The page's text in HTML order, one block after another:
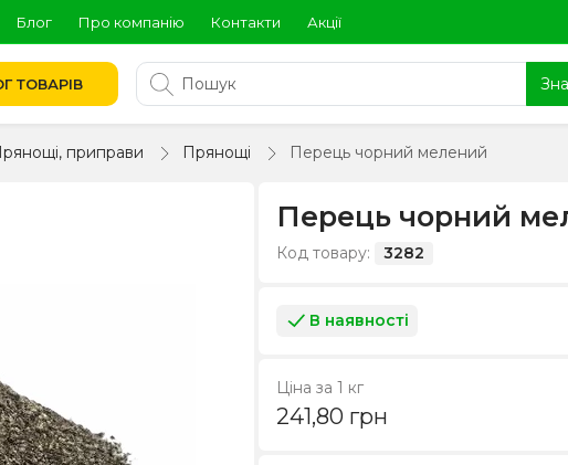
Блог Про компанію Контакти Акції
ТОВАРІВ
приправи Прянощі Перець чорний мелений
Перець чорний
Код товару: 3282
В наявності
Ціна за 1 кг
241,80 грн